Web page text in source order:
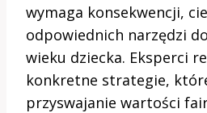
wymaga konsekwencji,
odpowiednich narzędzi
wieku dziecka. Eksperci
konkretne strategie,
przyswajanie wartości